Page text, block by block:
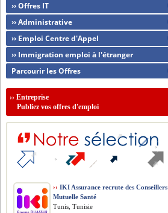
›› Offres IT
›› Administrative
›› Emploi Centre d'Appel
›› Immigration emploi à l'étranger
Parcourir les Offres
››Entreprise
Publiez vos offres d'emploi
›› IKI Assurance recrute des Conseillers
Mutuelle Santé
Tunis, Tunisie